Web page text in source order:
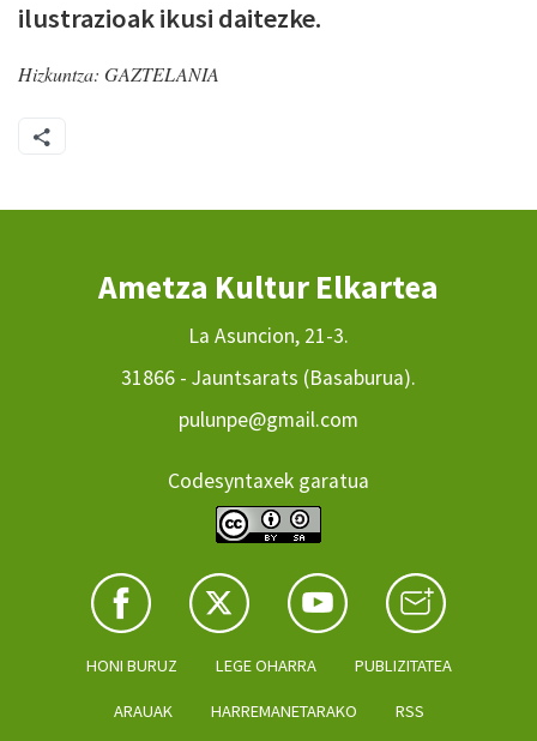
ilustrazioak ikusi daitezke.
Hizkuntza: GAZTELANIA
Ametza Kultur Elkartea
La Asuncion, 21-3.
31866 - Jauntsarats (Basaburua).
pulunpe@gmail.com
Codesyntaxek garatua
HONI BURUZ LEGE OHARRA PUBLIZITATEA
ARAUAK HARREMANETARAKO RSS